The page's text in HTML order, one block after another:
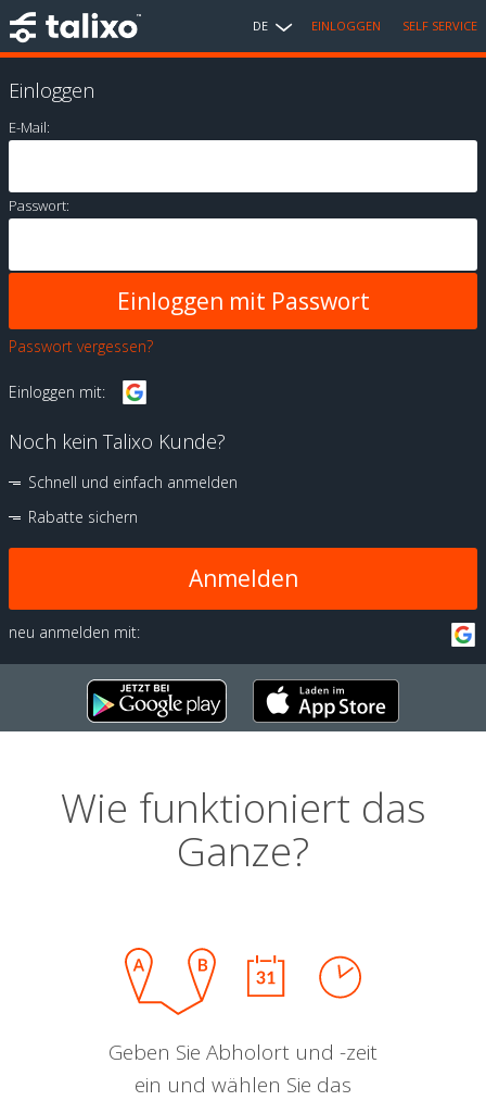
DE EINLOGGEN SELF SERVICE
Einloggen
E-Mail:
Passwort:
Passwort vergessen?
Einloggen mit:
Noch kein Talixo Kunde?
Schnell und einfach anmelden
Rabatte sichern
Anmelden
neu anmelden mit:
Wie funktioniert das
Ganze?
Geben Sie Abholort und -zeit
ein und wählen Sie das